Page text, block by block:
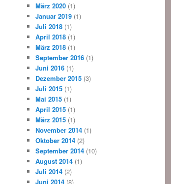
März 2020 (1)
Januar 2019 (1)
Juli 2018 (1)
April 2018 (1)
März 2018 (1)
September 2016 (1)
Juni 2016 (1)
Dezember 2015 (3)
Juli 2015 (1)
Mai 2015 (1)
April 2015 (1)
März 2015 (1)
November 2014 (1)
Oktober 2014 (2)
September 2014 (10)
August 2014 (1)
Juli 2014 (2)
Juni 2014 (8)